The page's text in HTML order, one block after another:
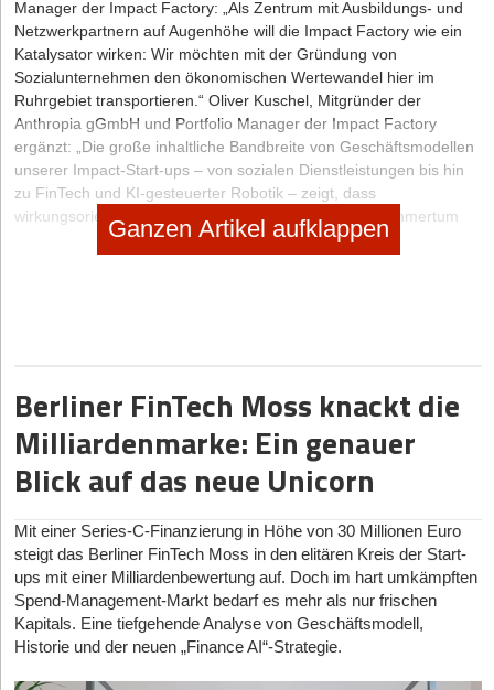
Manager der Impact Factory: „Als Zentrum mit Ausbildungs- und
Netzwerkpartnern auf Augenhöhe will die Impact Factory wie ein
Katalysator wirken: Wir möchten mit der Gründung von
Sozialunternehmen den ökonomischen Wertewandel hier im
Ruhrgebiet transportieren.“ Oliver Kuschel, Mitgründer der
Anthropia gGmbH und Portfolio Manager der Impact Factory
ergänzt: „Die große inhaltliche Bandbreite von Geschäftsmodellen
unserer Impact-Start-ups – von sozialen Dienstleistungen bis hin
zu FinTech und KI-gesteuerter Robotik – zeigt, dass
wirkungsorientiertes, wirtschaftlich tragfähiges Unternehmertum
mittlerweile alle Sektoren durchdrungen hat. Nachhaltiges
Ob bei der Ideensammlung oder auf der Suche nach einer
Werkbank für den ersten Prototypen – die Impact-Factory-
Programme orientieren sich an dem aktuellen Entwicklungsstand
der Gründerinnen und Gründer und bietet ihnen Folgendes:
Create-up – das Einsteigerprogramm
Im Zentrum des Einsteigerprogramms steht die Validierung des
Problem-Solution-Fit der Geschäftsidee. In diesem Stadium
erarbeiten die Gründerinnen und Gründer mit intensivem Support
ein tragfähiges Geschäftsmodell für soziale Innovationen, das den
kritischen Ansprüchen relevanter Stakeholder Stand hält. So
Ganzen Artikel aufklappen
Berliner FinTech Moss knackt die
Milliardenmarke: Ein genauer
Blick auf das neue Unicorn
Mit einer Series-C-Finanzierung in Höhe von 30 Millionen Euro
steigt das Berliner FinTech Moss in den elitären Kreis der Start-
ups mit einer Milliardenbewertung auf. Doch im hart umkämpften
Spend-Management-Markt bedarf es mehr als nur frischen
Kapitals. Eine tiefgehende Analyse von Geschäftsmodell,
Historie und der neuen „Finance AI“-Strategie.